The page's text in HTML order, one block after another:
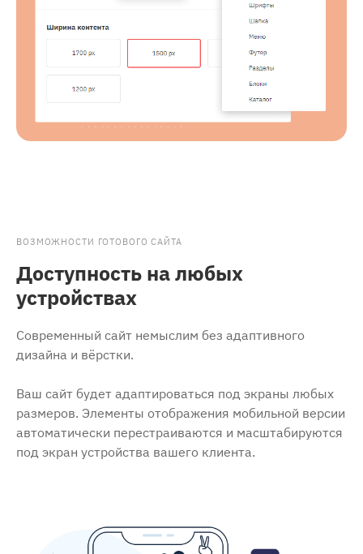
ВОЗМОЖНОСТИ ГОТОВОГО САЙТА
Доступность на любых
устройствах
Современный сайт немыслим без адаптивного
дизайна и вёрстки.
Ваш сайт будет адаптироваться под экраны любых
размеров. Элементы отображения мобильной версии
автоматически перестраиваются и масштабируются
под экран устройства вашего клиента.